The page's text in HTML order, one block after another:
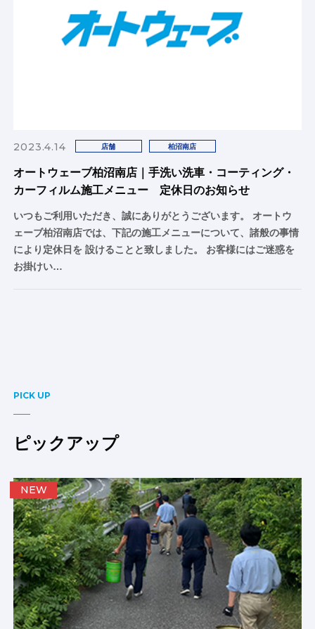
2023.4.14 店舗 柏沼南店
オートウェーブ柏沼南店｜手洗い洗車・コーティング・
カーフィルム施工メニュー 定休日のお知らせ
いつもご利用いただき、誠にありがとうございます。 オートウ
ェーブ柏沼南店では、下記の施工メニューについて、諸般の事情
により定休日を 設けることと致しました。 お客様にはご迷惑を
お掛けい…
PICK UP
ピックアップ
NEW